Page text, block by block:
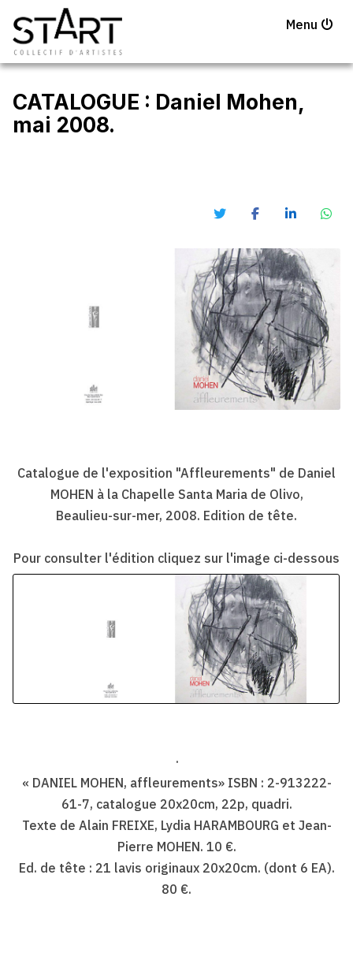
Menu
CATALOGUE : Daniel Mohen,
mai 2008.
Catalogue de l'exposition "Affleurements" de Daniel
MOHEN à la Chapelle Santa Maria de Olivo,
Beaulieu-sur-mer, 2008. Edition de tête.
Pour consulter l'édition cliquez sur l'image ci-dessous
·
« DANIEL MOHEN, affleurements» ISBN : 2-913222-
61-7, catalogue 20x20cm, 22p, quadri.
Texte de Alain FREIXE, Lydia HARAMBOURG et Jean-
Pierre MOHEN. 10 €.
Ed. de tête : 21 lavis originaux 20x20cm. (dont 6 EA).
80 €.